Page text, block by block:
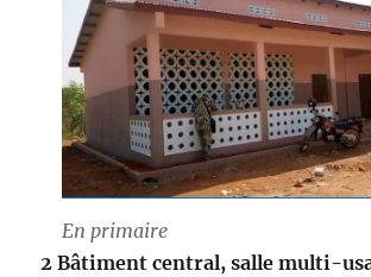
En primaire
2 Bâtiment central, salle multi-